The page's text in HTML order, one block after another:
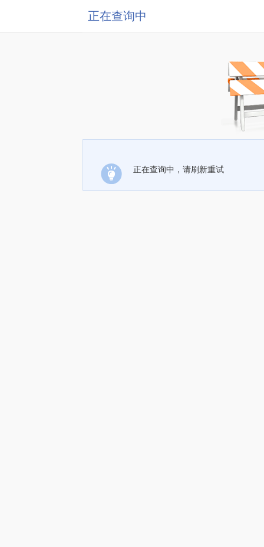
正在查询中
正在查询中，请刷新重试